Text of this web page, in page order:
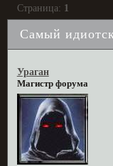
Самый
Страница: 1
Ураган
Магистр форума